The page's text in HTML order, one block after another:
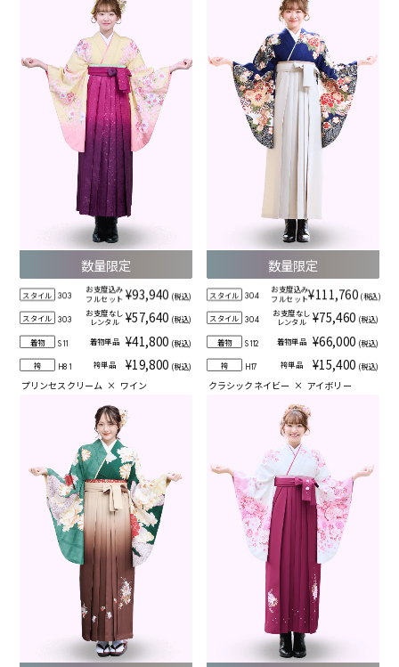
数量限定
スタイル 303
お支度込み
フルセット ¥93,940 (税込)
スタイル 303
お支度なし
レンタル
¥57,640 (税込)
着物 S11 着物単品 ¥41,800 (税込)
袴 H81 袴単品 ¥19,800 (税込)
プリンセスクリーム × ワイン
数量限定
スタイル 304
お支度込み
フルセット¥111,760 (税込)
スタイル 304
お支度なし
レンタル ¥75,460 (税込)
着物 S112 着物単品 ¥66,000 (税込)
袴 H17 袴単品 ¥15,400 (税込)
クラシックネイビー × アイボリー